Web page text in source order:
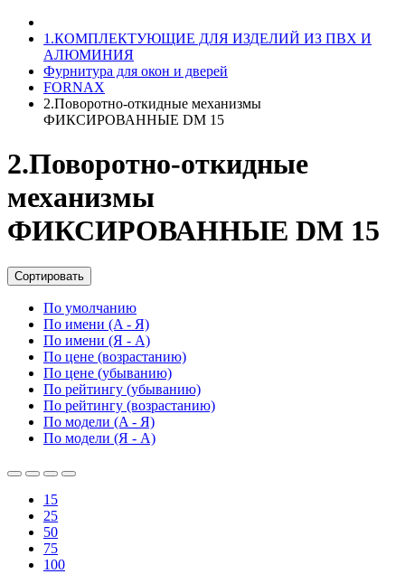
1.КОМПЛЕКТУЮЩИЕ ДЛЯ ИЗДЕЛИЙ ИЗ ПВХ И
АЛЮМИНИЯ
Фурнитура для окон и дверей
FORNAX
2.Поворотно-откидные механизмы
ФИКСИРОВАННЫЕ DM 15
2.Поворотно-откидные
механизмы
ФИКСИРОВАННЫЕ DM 15
Сортировать
По умолчанию
По имени (A - Я)
По имени (Я - A)
По цене (возрастанию)
По цене (убыванию)
По рейтингу (убыванию)
По рейтингу (возрастанию)
По модели (A - Я)
По модели (Я - A)
15
25
50
75
100